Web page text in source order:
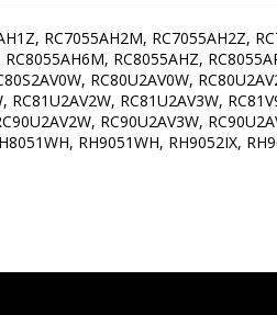
RC7055AH2M, RC7055AH2Z,
RC8055AHZ,
RC80U2AV0W,
RC81U2AV3W,
RC90U2AV3W,
RH9051WH, RH9052IX,